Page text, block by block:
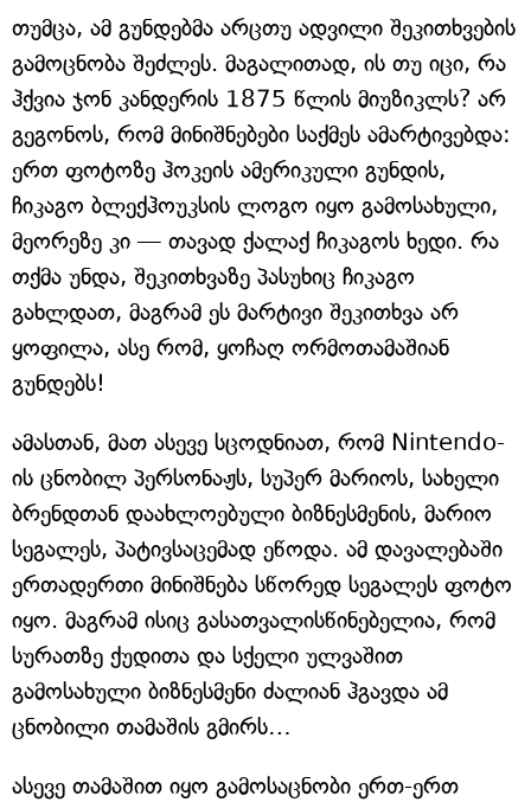
თუმცა, ამ გუნდებმა არცთუ ადვილი შეკითხვების
გამოცნობა შეძლეს. მაგალითად, ის თუ იცი, რა
ჰქვია ჯონ კანდერის 1875 წლის მიუზიკლს? არ
გეგონოს, რომ მინიშნებები საქმეს ამარტივებდა:
ერთ ფოტოზე ჰოკეის ამერიკული გუნდის,
ჩიკაგო ბლექჰოუკსის ლოგო იყო გამოსახული,
მეორეზე კი — თავად ქალაქ ჩიკაგოს ხედი. რა
თქმა უნდა, შეკითხვაზე პასუხიც ჩიკაგო
გახლდათ, მაგრამ ეს მარტივი შეკითხვა არ
ყოფილა, ასე რომ, ყოჩაღ ორმოთამაშიან
გუნდებს!
ამასთან, მათ ასევე სცოდნიათ, რომ Nintendo-
ის ცნობილ პერსონაჟს, სუპერ მარიოს, სახელი
ბრენდთან დაახლოებული ბიზნესმენის, მარიო
სეგალეს, პატივსაცემად ეწოდა. ამ დავალებაში
ერთადერთი მინიშნება სწორედ სეგალეს ფოტო
იყო. მაგრამ ისიც გასათვალისწინებელია, რომ
სურათზე ქუდითა და სქელი ულვაშით
გამოსახული ბიზნესმენი ძალიან ჰგავდა ამ
ცნობილი თამაშის გმირს…
ასევე თამაშით იყო გამოსაცნობი ერთ-ერთ